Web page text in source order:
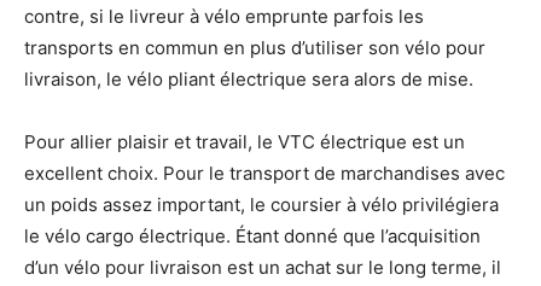
contre, si le livreur à vélo emprunte parfois les
transports en commun en plus d’utiliser son vélo pour
livraison, le vélo pliant électrique sera alors de mise.
Pour allier plaisir et travail, le VTC électrique est un
excellent choix. Pour le transport de marchandises avec
un poids assez important, le coursier à vélo privilégiera
le vélo cargo électrique. Étant donné que l’acquisition
d’un vélo pour livraison est un achat sur le long terme, il